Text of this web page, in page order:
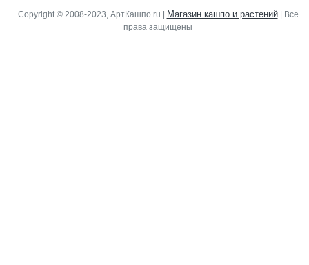
Copyright © 2008-2023, АртКашпо.ru | Магазин кашпо и растений| Все
права защищены